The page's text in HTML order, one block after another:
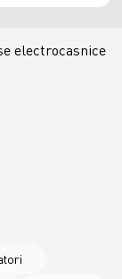
electrocasnice